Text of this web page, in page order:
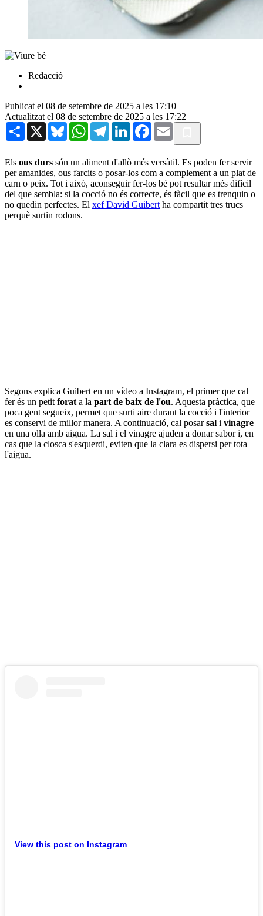
Redacció
Publicat el 08 de setembre de 2025 a les 17:10
Actualitzat el 08 de setembre de 2025 a les 17:22
Share X BlueskyWhatsAppTelegramLinkedInFacebook
Email
Els ous durs són un aliment d'allò més versàtil. Es poden fer servir
per amanides, ous farcits o posar-los com a complement a un plat de
carn o peix. Tot i això, aconseguir fer-los bé pot resultar més difícil
del que sembla: si la cocció no és correcte, és fàcil que es trenquin o
no quedin perfectes. El xef David Guibert ha compartit tres trucs
perquè surtin rodons.
Segons explica Guibert en un vídeo a Instagram, el primer que cal
fer és un petit forat a la part de baix de l'ou. Aquesta pràctica, que
poca gent segueix, permet que surti aire durant la cocció i l'interior
es conservi de millor manera. A continuació, cal posarsal i vinagre
en una olla amb aigua. La sal i el vinagre ajuden a donar sabor i, en
cas que la closca s'esquerdi, eviten que la clara es dispersi per tota
l'aigua.
View this post on Instagram